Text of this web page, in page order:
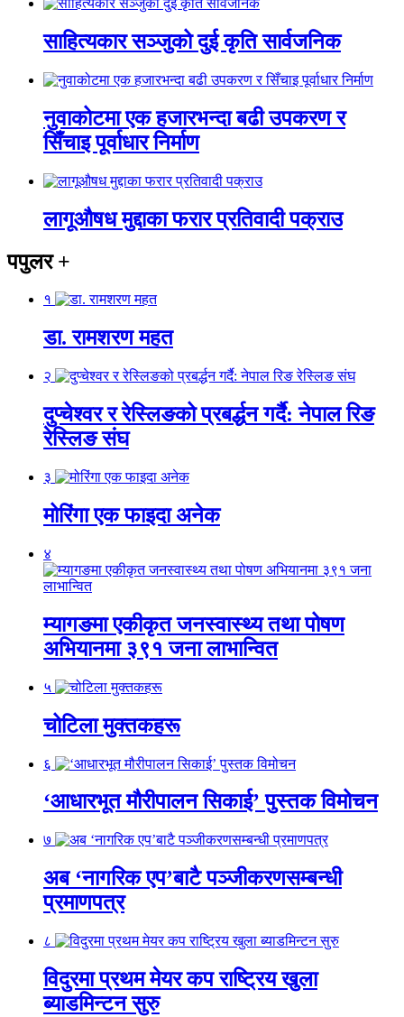
साहित्यकार सञ्जुको दुई कृति सार्वजनिक
नुवाकोटमा एक हजारभन्दा बढी उपकरण र
सिँचाइ पूर्वाधार निर्माण
लागूऔषध मुद्दाका फरार प्रतिवादी पक्राउ
पपुलर+
१
डा. रामशरण महत
२
दुप्चेश्वर र रेस्लिङको प्रबर्द्धन गर्दै: नेपाल रिङ
रेस्लिङ संघ
३
मोरिंगा एक फाइदा अनेक
४
म्यागङमा एकीकृत जनस्वास्थ्य तथा पोषण
अभियानमा ३९१ जना लाभान्वित
५
चोटिला मुक्तकहरू
६
‘आधारभूत मौरीपालन सिकाई’ पुस्तक विमोचन
७
अब ‘नागरिक एप’बाटै पञ्जीकरणसम्बन्धी
प्रमाणपत्र
८
विदुरमा प्रथम मेयर कप राष्ट्रिय खुला
ब्याडमिन्टन सुरु